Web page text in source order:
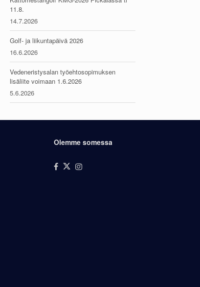
11.8.
14.7.2026
Golf- ja liikuntapäivä 2026
16.6.2026
Vedeneristysalan työehtosopimuksen
lisäliite voimaan 1.6.2026
5.6.2026
Olemme somessa